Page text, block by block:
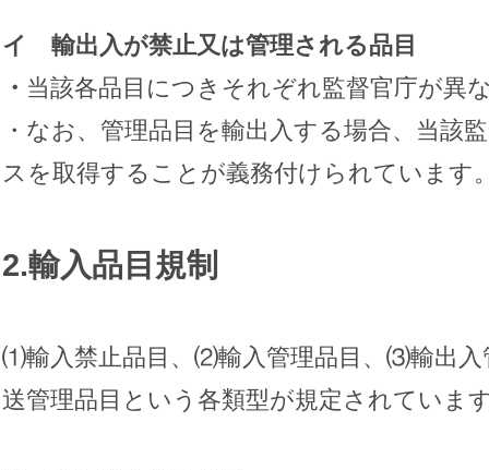
イ 輸出入が禁止又は管理される品目
・ 当該各品目につきそれぞれ監督官庁が異
・なお、管理品目を輸出入する場合、当該
スを取得することが義務付けられています
2.輸入品目規制
⑴輸入禁止品目、⑵輸入管理品目、⑶輸出
送管理品目という各類型が規定されていま